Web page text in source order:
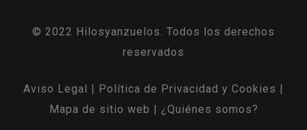
© 2022 Hilosyanzuelos. Todos los derechos
reservados
Aviso Legal Política de Privacidad y Cookies
Mapa de sitio web
¿Quiénes somos?